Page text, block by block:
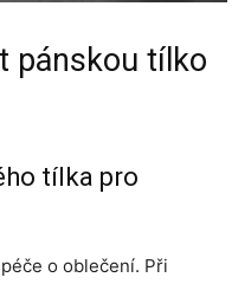
pánskou tílko
tílka pro
o oblečení. Při